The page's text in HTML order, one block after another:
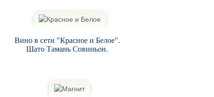
Вино в сети "Красное и Белое".
Шато Тамань Совиньон.